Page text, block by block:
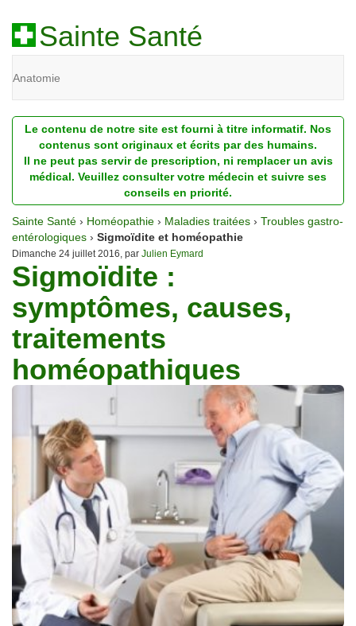
Sainte Santé
Anatomie
Diagnostic
Dossiers
Homéopathie
Nutrition
Pathologie
Psychologie
Recherches
Traitements
Le contenu de notre site est fourni à titre informatif. Nos
contenus sont originaux et écrits par des humains.
Il ne peut pas servir de prescription, ni remplacer un avis
médical. Veuillez consulter votre médecin et suivre ses
conseils en priorité.
Sainte Santé › Homéopathie › Maladies traitées › Troubles gastro-
entérologiques › Sigmoïdite et homéopathie
Dimanche 24 juillet 2016, par Julien Eymard
Sigmoïdite :
symptômes, causes,
traitements
homéopathiques